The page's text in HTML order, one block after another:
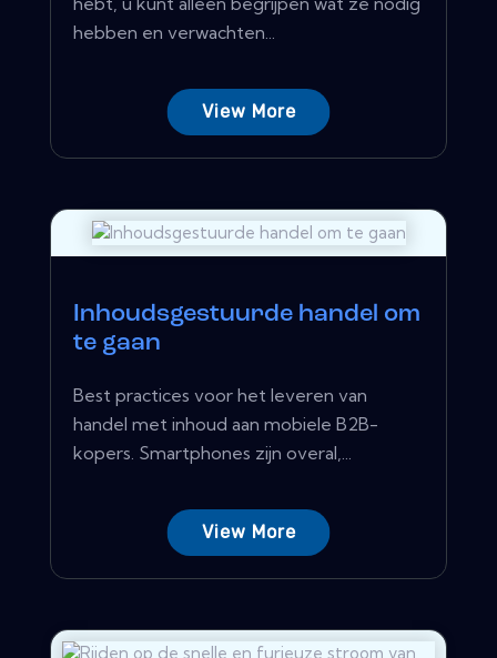
hebben en verwachten...
View More
Inhoudsgestuurde handel om
te gaan
Best practices voor het leveren van
handel met inhoud aan mobiele B2B-
kopers. Smartphones zijn overal,...
View More